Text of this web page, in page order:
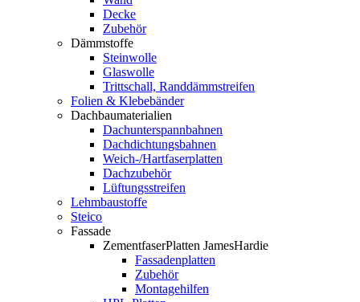
Decke
Zubehör
Dämmstoffe
Steinwolle
Glaswolle
Trittschall, Randdämmstreifen
Folien & Klebebänder
Dachbaumaterialien
Dachunterspannbahnen
Dachdichtungsbahnen
Weich-/Hartfaserplatten
Dachzubehör
Lüftungsstreifen
Lehmbaustoffe
Steico
Fassade
ZementfaserPlatten JamesHardie
Fassadenplatten
Zubehör
Montagehilfen